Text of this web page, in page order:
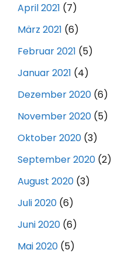
April 2021 (7)
März 2021 (6)
Februar 2021 (5)
Januar 2021 (4)
Dezember 2020 (6)
November 2020 (5)
Oktober 2020 (3)
September 2020 (2)
August 2020 (3)
Juli 2020 (6)
Juni 2020 (6)
Mai 2020 (5)